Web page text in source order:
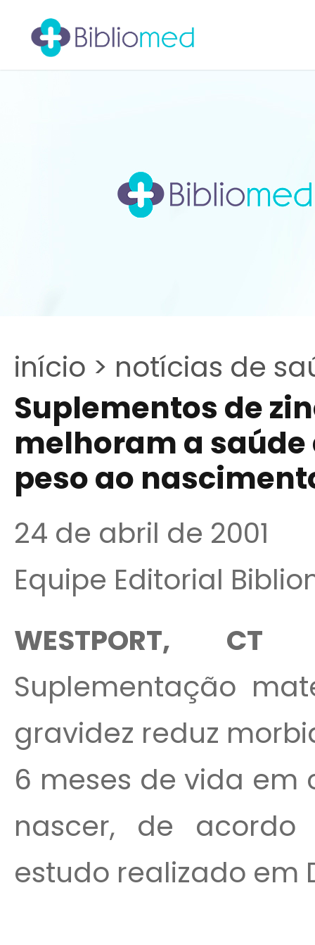
início > notícias de
Suplementos de
melhoram a
peso ao
24 de abril de 2001
Equipe Editorial
WESTPORT,
Suplementação
gravidez reduz
6 meses de vida em
nascer, de
estudo realizado em